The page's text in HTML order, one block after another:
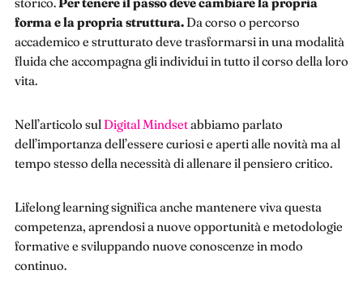
forma e la propria struttura.Da corso o percorso
accademico e strutturato deve trasformarsi in una modalità
fluida che accompagna gli individui in tutto il corso della loro
vita.
Nell’articolo sulDigital Mindsetabbiamo parlato
dell’importanza dell’essere curiosi e aperti alle novità ma al
tempo stesso della necessità di allenare il pensiero critico.
Lifelong learning significa anche mantenere viva questa
competenza, aprendosi a nuove opportunità e metodologie
formative e sviluppando nuove conoscenze in modo
continuo.